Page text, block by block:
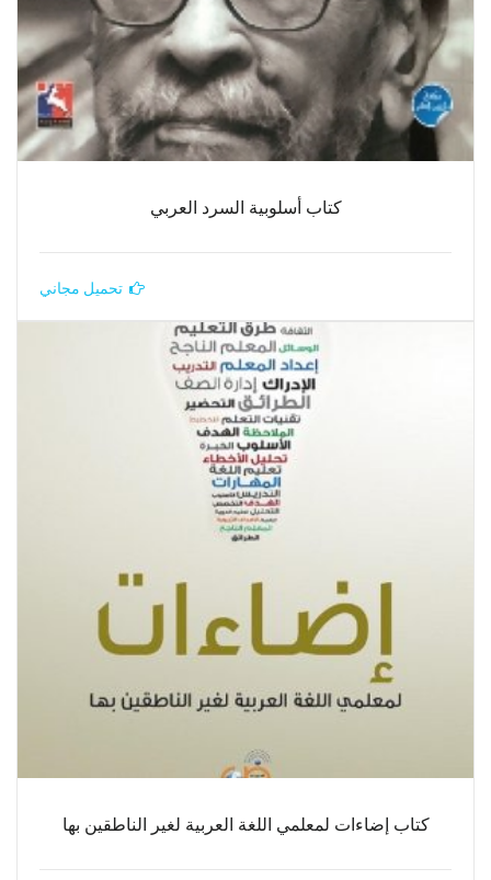
كتاب أسلوبية السرد العربي
تحميل مجاني
كتاب إضاءات لمعلمي اللغة العربية لغير الناطقين بها